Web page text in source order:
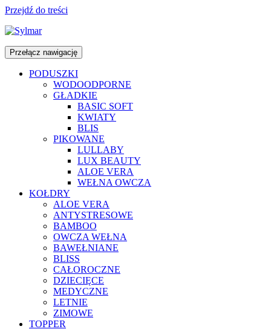
Przejdź do treści
Przełącz nawigację
PODUSZKI
WODOODPORNE
GŁADKIE
BASIC SOFT
KWIATY
BLIS
PIKOWANE
LULLABY
LUX BEAUTY
ALOE VERA
WEŁNA OWCZA
KOŁDRY
ALOE VERA
ANTYSTRESOWE
BAMBOO
OWCZA WEŁNA
BAWEŁNIANE
BLISS
CAŁOROCZNE
DZIECIĘCE
MEDYCZNE
LETNIE
ZIMOWE
TOPPER